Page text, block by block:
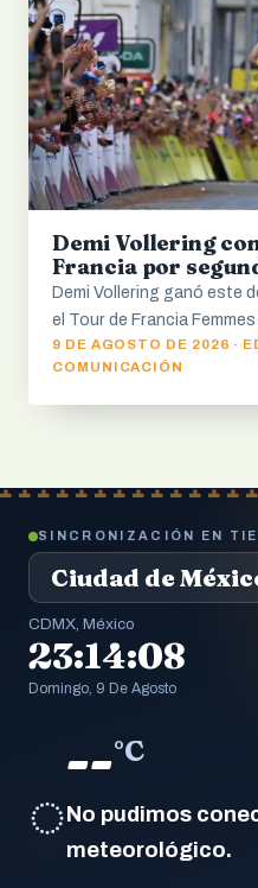
Demi Vollering
Francia por
Demi Vollering ganó este
el Tour de Francia
9 DE AGOSTO DE 2026 ·
COMUNICACIÓN
SINCRONIZACIÓN EN
CDMX, México
23:14:09
Domingo, 9 De Agosto
◌
--°C
No pudimos
meteorológico.